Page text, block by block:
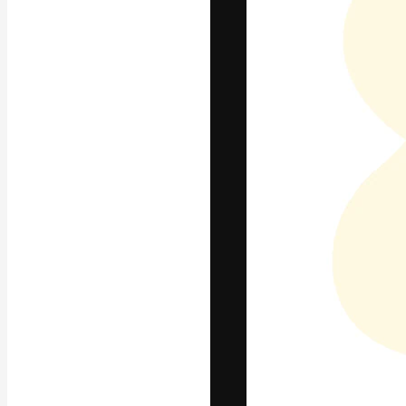
La plataforma
trabajo. Más
entre
estudios.
Español